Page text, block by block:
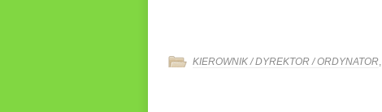
KIEROWNIK / DYREKTOR / ORDYNATOR,